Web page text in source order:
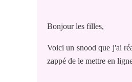
Bonjour les filles,
Voici un snood que j'ai
zappé de le mettre en